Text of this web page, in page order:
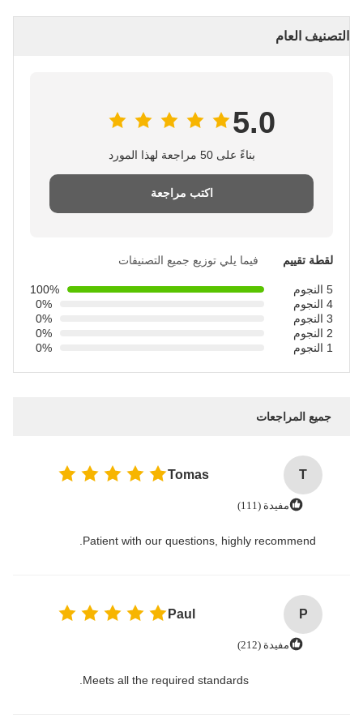
التصنيف العام
5.0
بناءً على 50 مراجعة لهذا المورد
اكتب مراجعة
لقطة تقييم فيما يلي توزيع جميع التصنيفات
5 النجوم
100%
4 النجوم
0%
3 النجوم
0%
2 النجوم
0%
1 النجوم
0%
جميع المراجعات
T
Tomas
مفيدة (111)
Patient with our questions, highly recommend.
P
Paul
مفيدة (212)
Meets all the required standards.